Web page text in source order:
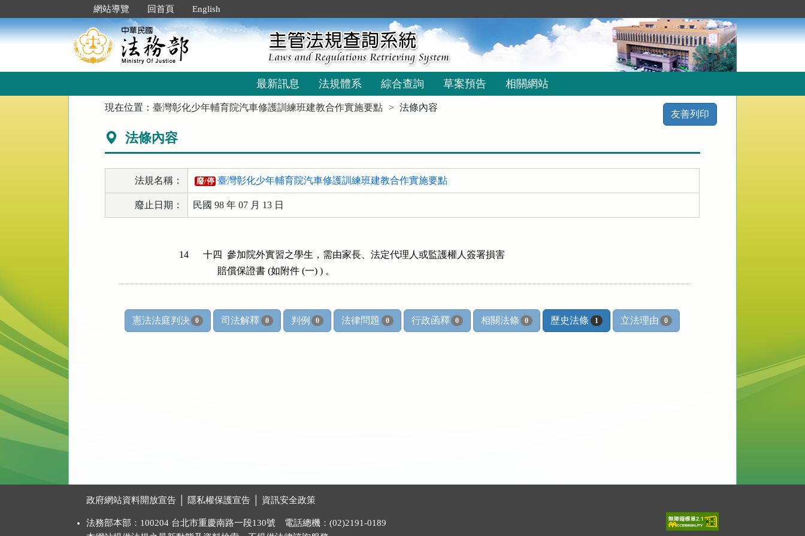
到
主
要
網站導覽 回首頁 English
最新訊息 法規體系 綜合查詢 草案預告 相關網站
現在位置：臺灣彰化少年輔育院汽車修護訓練班建教合作實施要點 法條內容
友善列印
法條內容
法規名稱： 廢/停 臺灣彰化少年輔育院汽車修護訓練班建教合作實施要點
廢止日期： 民國 98 年 07 月 13 日
14
十四  參加院外實習之學生，需由家長、法定代理人或監護權人簽署損害
憲法法庭判決 0 司法解釋 0 判例 0 法律問題 0 行政函釋 0 相關法條 0 歷史法條 1 立法理由 0
政府網站資料開放宣告 隱私權保護宣告 資訊安全政策
法務部本部：100204 台北市重慶南路一段130號 電話總機：(02)2191-0189